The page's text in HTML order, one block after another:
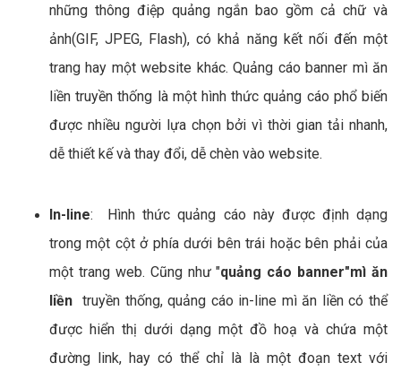
những thông điệp quảng ngắn bao gồm cả chữ và
ảnh(GIF, JPEG, Flash), có khả năng kết nối đến một
trang hay một website khác. Quảng cáo banner mì ăn
liền truyền thống là một hình thức quảng cáo phổ biến
được nhiều người lựa chọn bởi vì thời gian tải nhanh,
dễ thiết kế và thay đổi, dễ chèn vào website.
In-line: Hình thức quảng cáo này được định dạng
trong một cột ở phía dưới bên trái hoặc bên phải của
một trang web. Cũng như "quảng cáo banner"mì ăn
liền truyền thống, quảng cáo in-line mì ăn liền có thể
được hiển thị dưới dạng một đồ hoạ và chứa một
đường link, hay có thể chỉ là là một đoạn text với